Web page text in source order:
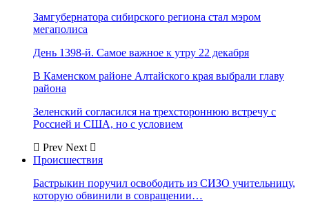
Замгубернатора сибирского региона стал мэром
мегаполиса
День 1398-й. Самое важное к утру 22 декабря
В Каменском районе Алтайского края выбрали главу
района
Зеленский согласился на трехстороннюю встречу с
Россией и США, но с условием
Prev Next
Происшествия
Бастрыкин поручил освободить из СИЗО учительницу,
которую обвинили в совращении…